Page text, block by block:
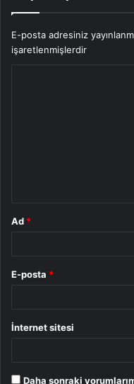
E-posta adresiniz
işaretlenmişlerdir
Ad *
E-posta *
İnternet sitesi
Daha sonraki